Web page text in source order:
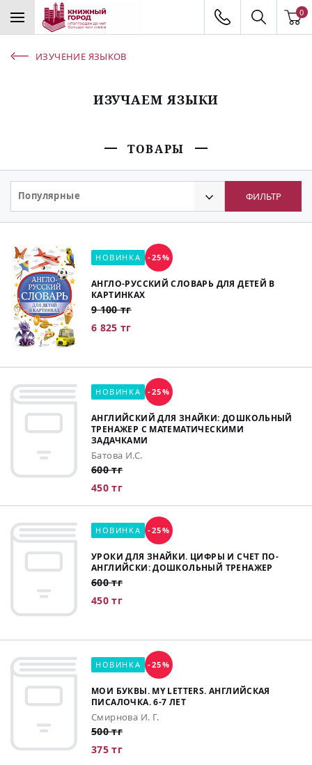
0
ИЗУЧЕНИЕ ЯЗЫКОВ
ИЗУЧАЕМ ЯЗЫКИ
ТОВАРЫ
Популярные ФИЛЬТР
НОВИНКА -25%
АНГЛО-РУССКИЙ СЛОВАРЬ ДЛЯ ДЕТЕЙ В
КАРТИНКАХ
9 100 тг
6 825 тг
НОВИНКА -25%
АНГЛИЙСКИЙ ДЛЯ ЗНАЙКИ: ДОШКОЛЬНЫЙ
ТРЕНАЖЕР С МАТЕМАТИЧЕСКИМИ
ЗАДАЧКАМИ
Батова И.С.
600 тг
450 тг
НОВИНКА -25%
УРОКИ ДЛЯ ЗНАЙКИ. ЦИФРЫ И СЧЕТ ПО-
АНГЛИЙСКИ: ДОШКОЛЬНЫЙ ТРЕНАЖЕР
600 тг
450 тг
НОВИНКА -25%
МОИ БУКВЫ. MY LETTERS. АНГЛИЙСКАЯ
ПИСАЛОЧКА. 6-7 ЛЕТ
Смирнова И. Г.
500 тг
375 тг